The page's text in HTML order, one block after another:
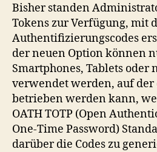
Bisher standen
Tokens zur Verfügung, mit
Authentifizierungscodes
der neuen Option können
Smartphones, Tablets oder
verwendet werden, auf
betrieben werden kann,
OATH TOTP (Open
One-Time Password)
darüber die Codes zu